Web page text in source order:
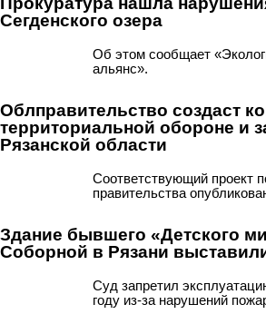
Сегденского озера
Об этом сообщает
альянс».
Облправительство создаст
территориальной обороне и
Рязанской области
Соответствующий проект
правительства
Здание бывшего «Детского
Соборной в Рязани
Суд запретил
году из-за нарушений